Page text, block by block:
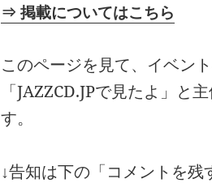
⇒ 掲載についてはこちら
このページを見て、イベン
「JAZZCD.JPで見たよ」と
す。
↓告知は下の「コメントを残